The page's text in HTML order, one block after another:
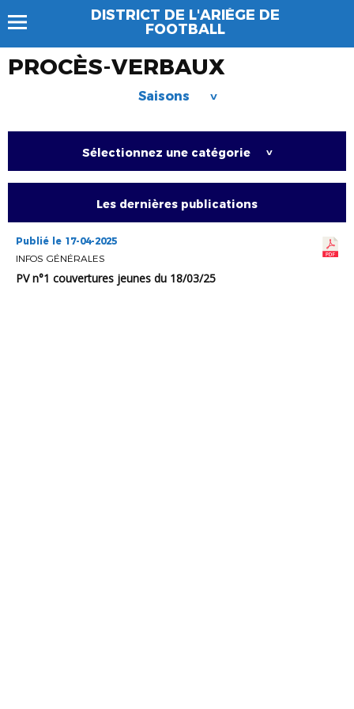
DISTRICT DE L'ARIÈGE DE
FOOTBALL
PROCÈS-VERBAUX
Saisons >
Sélectionnez une catégorie >
Les dernières publications
Publié le 17-04-2025
INFOS GÉNÉRALES
PV n°1 couvertures jeunes du 18/03/25